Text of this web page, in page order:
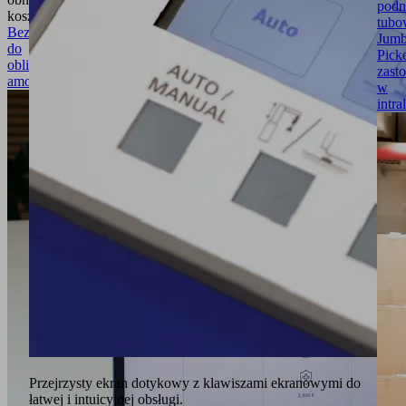
kosztów!
Bezpośrednio
do
obliczenia
amortyzacji
Przejrzysty ekran dotykowy z klawiszami ekranowymi do
łatwej i intuicyjnej obsługi.
w